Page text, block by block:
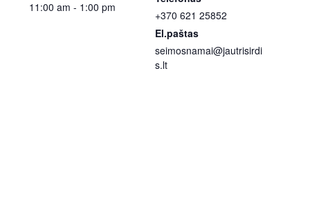
11:00 am - 1:00 pm
+370 621 25852
El.paštas
seimosnamai@jautrisirdi
s.lt